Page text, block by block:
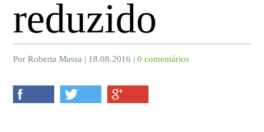
reduzido
Por Roberta Massa | 18.08.2016 |0 comentários